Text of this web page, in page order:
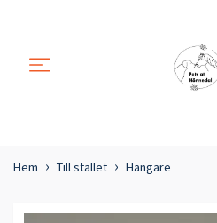
Hem Till stallet Hängare